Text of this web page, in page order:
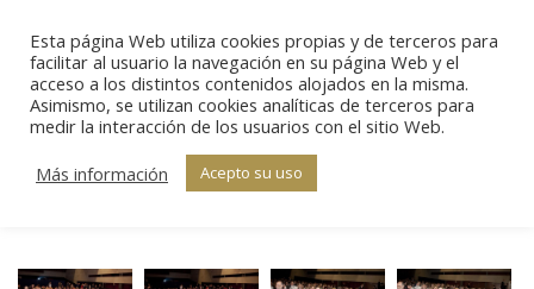
IV Edición –
Ceremonia de
Estás aquí:Inicio
Galería
Esta página Web utiliza cookies propias y de terceros para
facilitar al usuario la navegación en su página Web y el
acceso a los distintos contenidos alojados en la misma.
Asimismo, se utilizan cookies analíticas de terceros para
medir la interacción de los usuarios con el sitio Web.
Más información
Acepto su uso